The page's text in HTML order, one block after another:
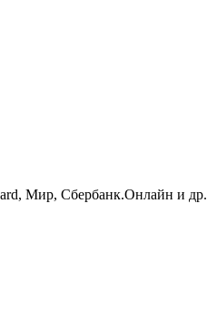
Мир, Сбербанк.Онлайн и др.